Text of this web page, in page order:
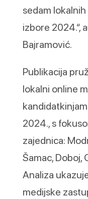
sedam
izbore 2024.“,
Bajramović.
Publikacija
lokalni online
2024., s
zajednica:
Šamac, Doboj,
Analiza
medijske